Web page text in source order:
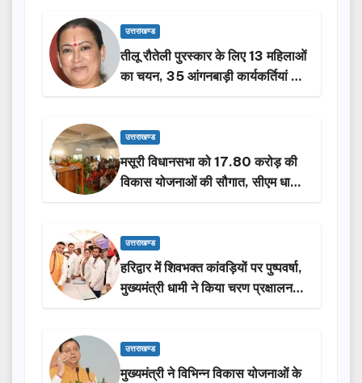
उत्तराखण्ड
तीलू रौतेली पुरस्कार के लिए 13 महिलाओं
का चयन, 35 आंगनबाड़ी कार्यकर्तियां भी
होंगी सम्मानित…
उत्तराखण्ड
मसूरी विधानसभा को 17.80 करोड़ की
विकास योजनाओं की सौगात, सीएम धामी
ने किया लोकार्पण-शिलान्यास.
उत्तराखण्ड
हरिद्वार में शिवभक्त कांवड़ियों पर पुष्पवर्षा,
मुख्यमंत्री धामी ने किया चरण प्रक्षालन…
उत्तराखण्ड
मुख्यमंत्री ने विभिन्न विकास योजनाओं के